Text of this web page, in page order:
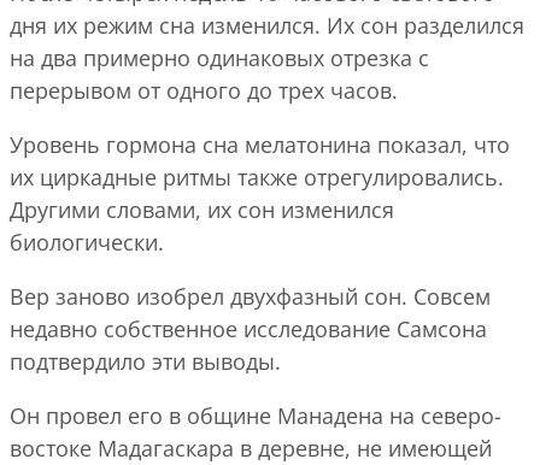
дня их режим сна изменился. Их сон разделился
на два примерно одинаковых отрезка с
перерывом от одного до трех часов.
Уровень гормона сна мелатонина показал, что
их циркадные ритмы также отрегулировались.
Другими словами, их сон изменился
биологически.
Вер заново изобрел двухфазный сон. Совсем
недавно собственное исследование Самсона
подтвердило эти выводы.
Он провел его в общине Манадена на северо-
востоке Мадагаскара в деревне, не имеющей